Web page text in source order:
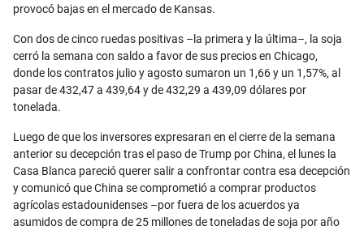
provocó bajas en el mercado de Kansas.
Con dos de cinco ruedas positivas –la primera y la última–, la soja
cerró la semana con saldo a favor de sus precios en Chicago,
donde los contratos julio y agosto sumaron un 1,66 y un 1,57%, al
pasar de 432,47 a 439,64 y de 432,29 a 439,09 dólares por
tonelada.
Luego de que los inversores expresaran en el cierre de la semana
anterior su decepción tras el paso de Trump por China, el lunes la
Casa Blanca pareció querer salir a confrontar contra esa decepción
y comunicó que China se comprometió a comprar productos
agrícolas estadounidenses –por fuera de los acuerdos ya
asumidos de compra de 25 millones de toneladas de soja por año